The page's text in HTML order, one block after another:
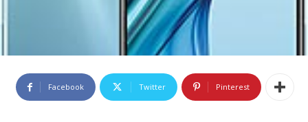
Facebook Twitter Pinterest